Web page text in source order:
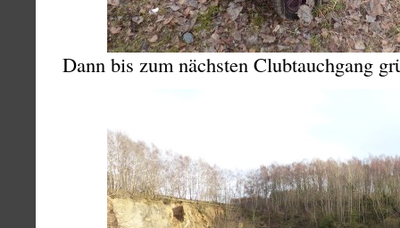
Dann bis zum nächsten Clubtauchgang